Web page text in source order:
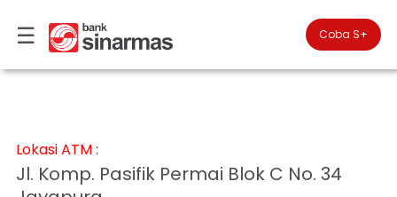
☰× 
#FinansialLebihBaik
▾
Kantor
Cabang
Anda
berada
▾
Coba S+
Lokasi ATM :
Jl. Komp. Pasifik Permai Blok C No. 34